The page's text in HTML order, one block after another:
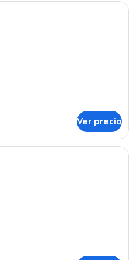
Una sala de estar moderna con un
Ver precio
Habitación de hotel con cama, una